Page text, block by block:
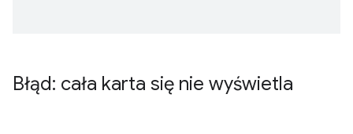
Błąd: cała karta się nie wyświetla